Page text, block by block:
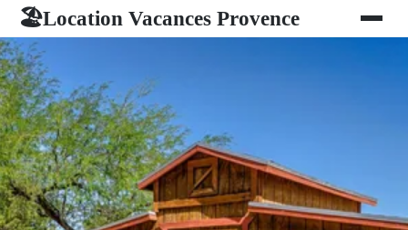
🏖Location Vacances Provence